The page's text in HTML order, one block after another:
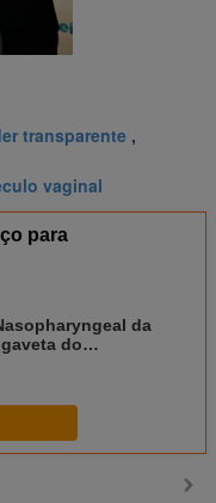
transparente ,
vaginal
para
da
do